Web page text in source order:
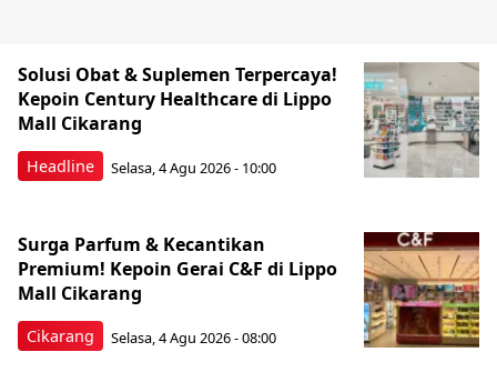
Headline
Solusi Obat & Suplemen Terpercaya!
Kepoin Century Healthcare di Lippo
Mall Cikarang
Selasa, 4 Agu 2026 - 10:00
Cikarang
Surga Parfum & Kecantikan
Premium! Kepoin Gerai C&F di Lippo
Mall Cikarang
Selasa, 4 Agu 2026 - 08:00